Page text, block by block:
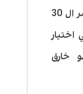
مشكله جينيه , وسيموت عند عمر ال 30
خارق